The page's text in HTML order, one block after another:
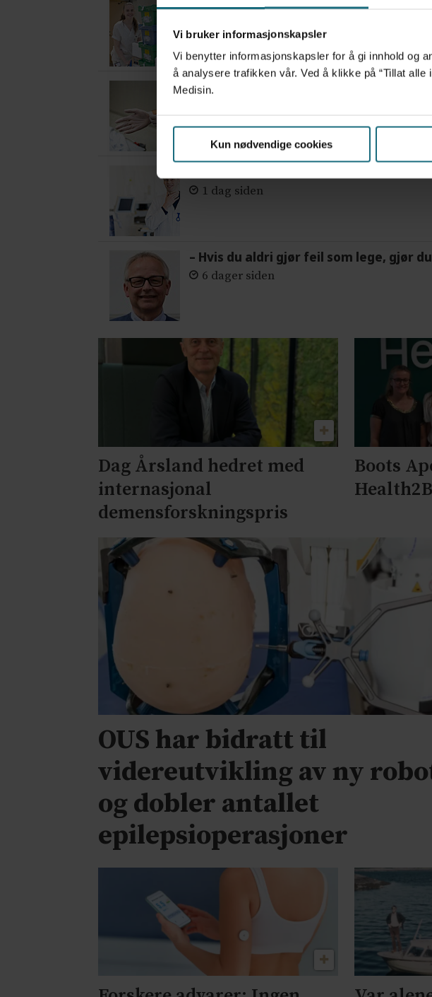
Vi bruker informasjonskapsler
Vi benytter informasjonskapsler for å gi innhold og
å analysere trafikken vår. Ved å klikke på “Tillat
Medisin.
Kun nødvendige cookies
Mistanken var ikke et forskningsfunn
1 dag siden
– Hvis du aldri gjør feil som lege, gjør
6 dager siden
Dag Årsland hedret med
internasjonal
demensforskningspris
Boots
Health2B
OUS har bidratt til
videreutvikling av ny
og dobler antallet
epilepsioperasjoner